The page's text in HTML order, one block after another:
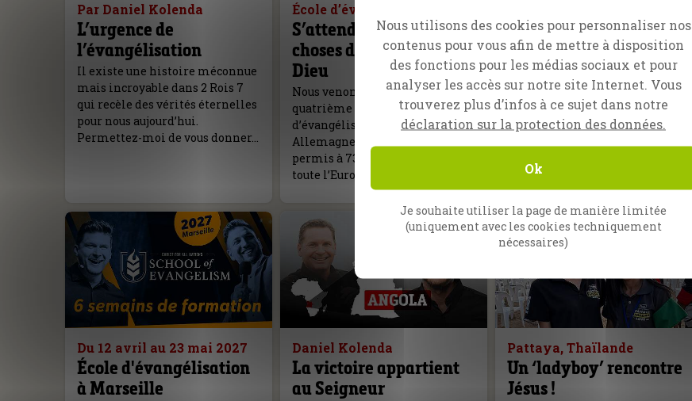
Par Daniel Kolenda
L’urgence de
l’évangélisation
Il existe une histoire méconnue
mais incroyable dans 2 Rois 7
qui recèle des vérités éternelles
pour nous aujourd’hui.
Permettez-moi de vous donner…
École d’évangélisation SOE
S’attendre à de grandes
choses de la part de
Dieu
Nous venons de finir la
quatrième édition de l’École
d’évangélisation CfaN en
Allemagne, qui a formé et
permis à 73 étudiants venus de
toute l’Europe…
Le bras de Dieu n’est
pas trop court !
Lorsque l’évangéliste Lukas
Repert a récemment prêché
l’Évangile lors d’une campagne
en plein air à Nuremberg, il
Du 12 avril au 23 mai 2027
École d'évangélisation
à Marseille
Daniel Kolenda
La victoire appartient
au Seigneur
Pattaya, Thaïlande
Un ‘ladyboy’ rencontre
Jésus !
Nous utilisons des cookies pour personnaliser nos
contenus pour vous afin de mettre à disposition
des fonctions pour les médias sociaux et pour
analyser les accès sur notre site Internet. Vous
trouverez plus d’infos à ce sujet dans notre
déclaration sur la protection des données.
Ok
Je souhaite utiliser la page de manière limitée
(uniquement avec les cookies techniquement
nécessaires)